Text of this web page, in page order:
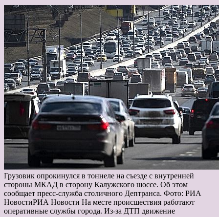
Грузовик опрокинулся в тоннеле на съезде с внутренней
стороны МКАД в сторону Калужского шоссе. Об этом
сообщает пресс-служба столичного Дептранса. Фото: РИА
НовостиРИА Новости На месте происшествия работают
оперативные службы города. Из-за ДТП движение